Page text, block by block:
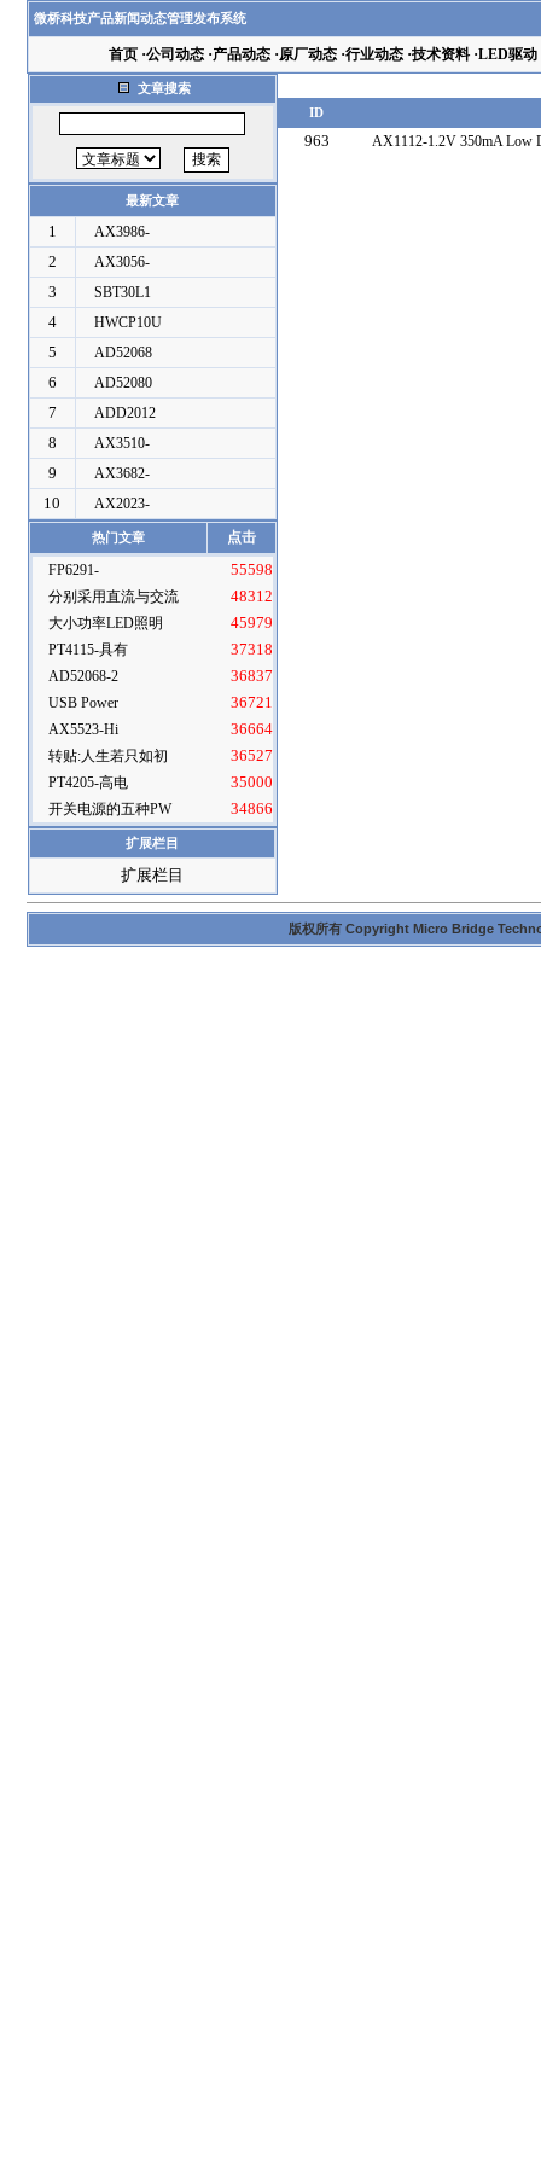
微桥科技产品新闻动态管理发布系统
首页·公司动态·产品动态·原厂动态·行业动态·技术资料·LED驱动
文章搜索
最新文章
1
AX3986-
2
AX3056-
3
SBT30L1
4
HWCP10U
5
AD52068
6
AD52080
7
ADD2012
8
AX3510-
9
AX3682-
10
AX2023-
热门文章
点击
FP6291-
55598
分别采用直流与交流
48312
大小功率LED照明
45979
PT4115-具有
37318
AD52068-2
36837
USB Power
36721
AX5523-Hi
36664
转贴:人生若只如初
36527
PT4205-高电
35000
开关电源的五种PW
34866
扩展栏目
扩展栏目
ID
963 AX1112-1.2V 350mA Low
版权所有 Copyright Micro Bridge